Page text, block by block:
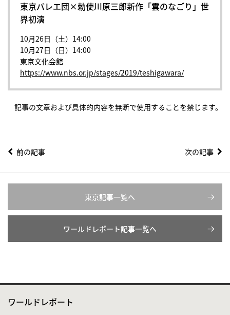
東京バレエ団×勅使川原三郎新作「雲のなごり」世
界初演
10月26日（土）14:00
10月27日（日）14:00
東京文化会館
https://www.nbs.or.jp/stages/2019/teshigawara/
記事の文章および具体的内容を無断で使用することを禁じます。
前の記事 次の記事
東京記事一覧へ
ワールドレポート記事一覧へ
ワールドレポート